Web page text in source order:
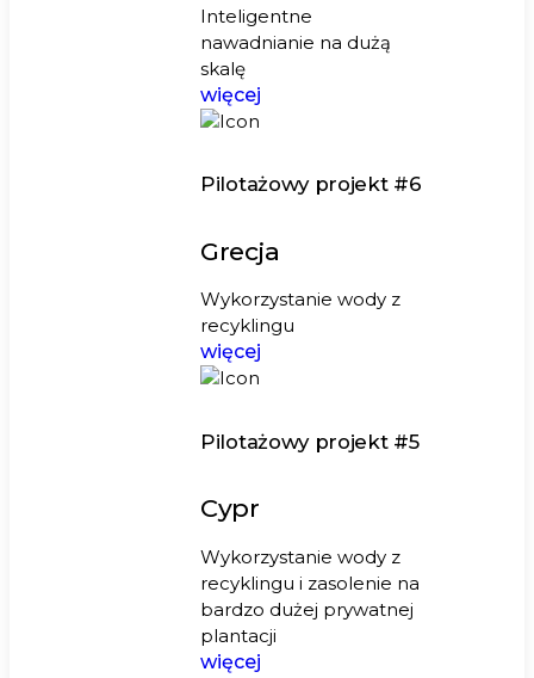
Inteligentne
nawadnianie na dużą
skalę
więcej
Pilotażowy projekt #6
Grecja
Wykorzystanie wody z
recyklingu
więcej
Pilotażowy projekt #5
Cypr
Wykorzystanie wody z
recyklingu i zasolenie na
bardzo dużej prywatnej
plantacji
więcej